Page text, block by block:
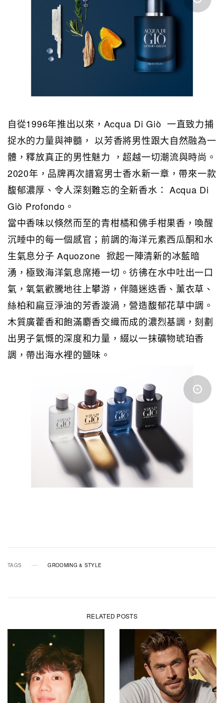
自從1996年推出以來，Acqua Di Giò 一直致力捕
捉水的力量與神髓， 以芳香將男性跟大自然融為一
體，釋放真正的男性魅力 ，超越一切潮流與時尚。
2020年，品牌再次譜寫男士香水新一章，帶來一款
馥郁濃厚、令人深刻難忘的全新香水： Acqua Di
Giò Profondo。
當中香味以倏然而至的青柑橘和佛手柑果香，喚醒
沉睡中的每一個感官；前調的海洋元素西瓜酮和水
生氣息分子 Aquozone 掀起一陣清新的冰藍暗
湧，極致海洋氣息席捲一切。彷彿在水中吐出一口
氣，氧氣歡騰地往上攀游，伴隨迷迭香、薰衣草、
絲柏和扁豆淨油的芳香漩渦，營造馥郁花草中調。
木質廣藿香和飽滿麝香交織而成的濃烈基調，刻劃
出男子氣慨的深度和力量，綴以一抹礦物琥珀香
調，帶出海水裡的鹽味。
TAGS GROOMING & STYLE
RELATED POSTS